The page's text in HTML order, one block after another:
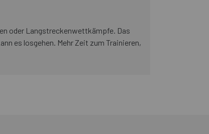
oder Langstreckenwettkämpfe. Das
es losgehen. Mehr Zeit zum Trainieren,